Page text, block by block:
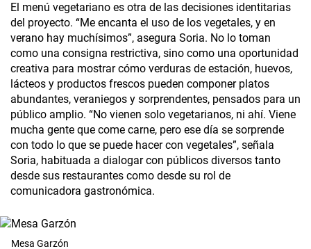
El menú vegetariano es otra de las decisiones identitarias
del proyecto. “Me encanta el uso de los vegetales, y en
verano hay muchísimos”, asegura Soria. No lo toman
como una consigna restrictiva, sino como una oportunidad
creativa para mostrar cómo verduras de estación, huevos,
lácteos y productos frescos pueden componer platos
abundantes, veraniegos y sorprendentes, pensados para un
público amplio. “No vienen solo vegetarianos, ni ahí. Viene
mucha gente que come carne, pero ese día se sorprende
con todo lo que se puede hacer con vegetales”, señala
Soria, habituada a dialogar con públicos diversos tanto
desde sus restaurantes como desde su rol de
comunicadora gastronómica.
Mesa Garzón